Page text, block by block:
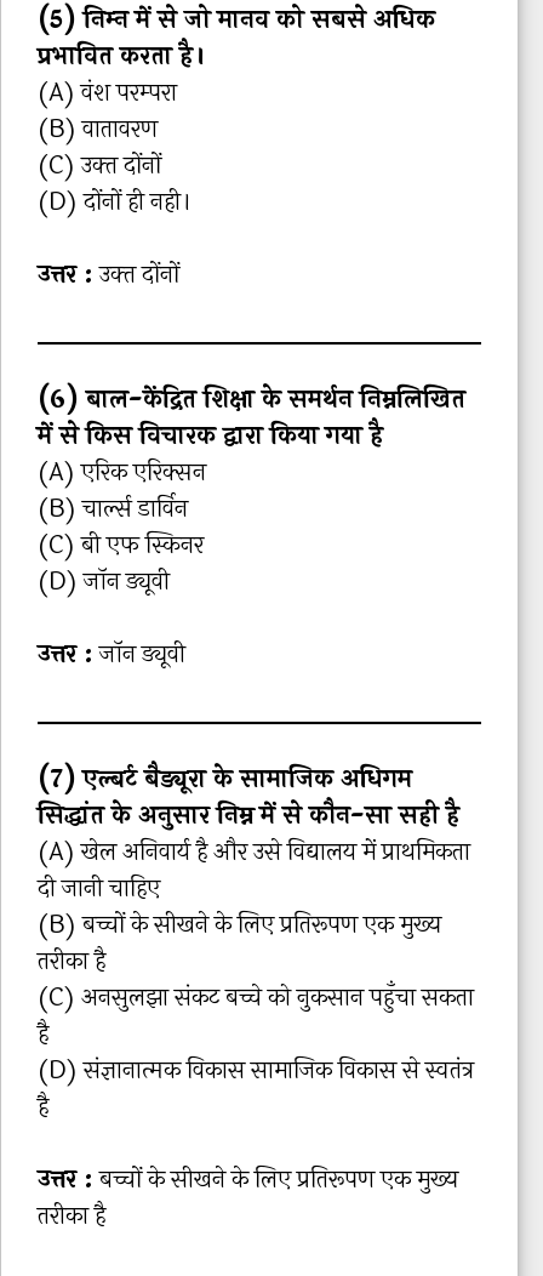
(5) निम्‍न में से जो मानव को सबसे अधिक
प्रभावित करता है।
(A) वंश परम्‍परा
(B) वातावरण
(C) उक्‍त दोंनों
(D) दोंनों ही नही।
उत्तर :उक्‍त दोंनों
(6) बाल-केंद्रित शिक्षा के समर्थन निम्नलिखित
में से किस विचारक द्वारा किया गया है
(A) एरिक एरिक्सन
(B) चार्ल्स डार्विन
(C) बी एफ स्किनर
(D) जॉन ड्यूवी
उत्तर :जॉन ड्यूवी
(7) एल्बर्ट बैड्यूरा के सामाजिक अधिगम
सिद्धांत के अनुसार निम्न में से कौन-सा सही है
(A) खेल अनिवार्य है और उसे विद्यालय में प्राथमिकता
दी जानी चाहिए
(B) बच्चों के सीखने के लिए प्रतिरूपण एक मुख्य
तरीका है
(C) अनसुलझा संकट बच्चे को नुकसान पहुँचा सकता
है
(D) संज्ञानात्मक विकास सामाजिक विकास से स्वतंत्र
है
उत्तर :बच्चों के सीखने के लिए प्रतिरूपण एक मुख्य
तरीका है